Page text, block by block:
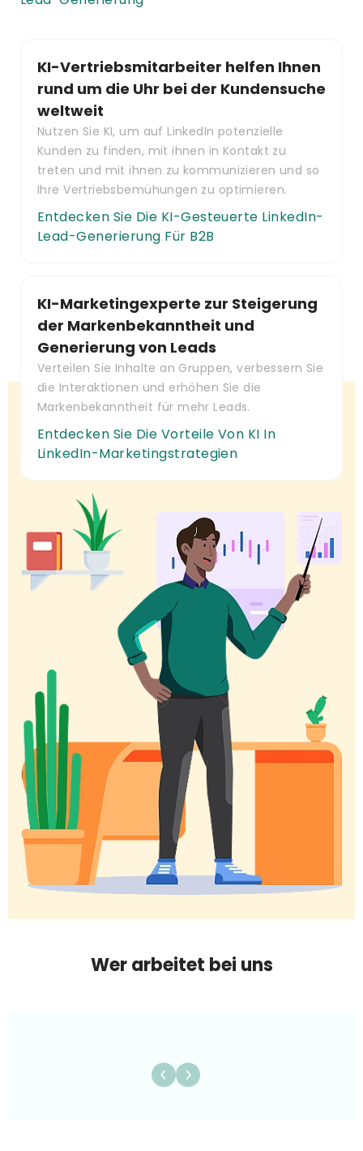
KI-Vertriebsmitarbeiter helfen Ihnen
rund um die Uhr bei der Kundensuche
weltweit
Nutzen Sie KI, um auf LinkedIn potenzielle
Kunden zu finden, mit ihnen in Kontakt zu
treten und mit ihnen zu kommunizieren und so
Ihre Vertriebsbemühungen zu optimieren.
Entdecken Sie Die KI-Gesteuerte LinkedIn-
Lead-Generierung Für B2B
KI-Marketingexperte zur Steigerung
der Markenbekanntheit und
Generierung von Leads
Verteilen Sie Inhalte an Gruppen, verbessern Sie
die Interaktionen und erhöhen Sie die
Markenbekanntheit für mehr Leads.
Entdecken Sie Die Vorteile Von KI In
LinkedIn-Marketingstrategien
Wer arbeitet bei uns